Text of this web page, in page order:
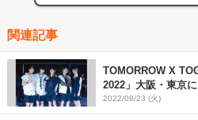
関連記事
TOMORROW X
2022」大阪・東京
2022/08/23 (火)